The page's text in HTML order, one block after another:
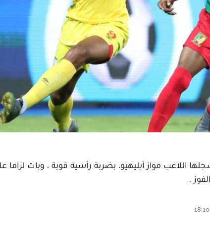
اللاعب مواز أيليهيو، بضربة رأسية قوية ، وبات لزاما
.